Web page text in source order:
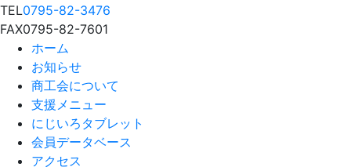
TEL0795-82-3476
FAX0795-82-7601
ホーム
お知らせ
商工会について
支援メニュー
にじいろタブレット
会員データベース
アクセス